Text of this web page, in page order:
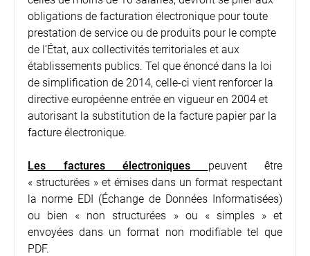
obligations de facturation électronique pour toute
prestation de service ou de produits pour le compte
de l’État, aux collectivités territoriales et aux
établissements publics. Tel que énoncé dans la loi
de simplification de 2014, celle-ci vient renforcer la
directive européenne entrée en vigueur en 2004 et
autorisant la substitution de la facture papier par la
facture électronique.
Les factures électroniques
peuvent être
« structurées » et émises dans un format respectant
la norme EDI (Échange de Données Informatisées)
ou bien « non structurées » ou « simples » et
envoyées dans un format non modifiable tel que
PDF.